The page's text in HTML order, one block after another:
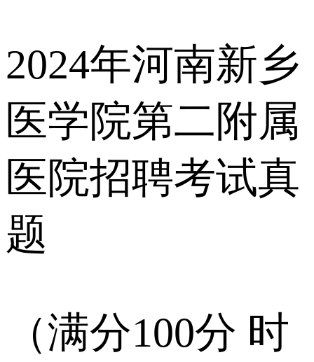
2024年河南新乡
医学院第二附属
医院招聘考试真
题
（满分100分 时